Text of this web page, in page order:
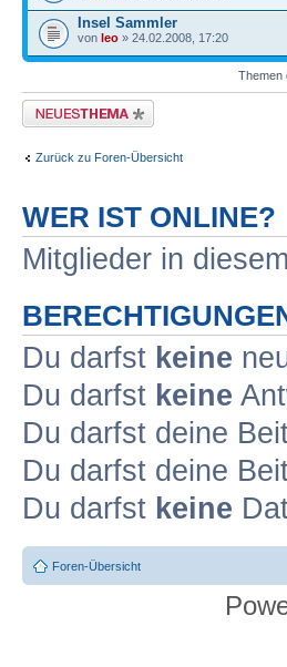
Insel Sammler
von leo » 24.02.2008, 17:20
Themen
Neues Thema erstellen
Zurück zu Foren-Übersicht
WER IST ONLINE?
Mitglieder in
Du darfst keine
Du darfst keine
Du darfst deine
Du darfst deine
Du darfst keine
Foren-Übersicht